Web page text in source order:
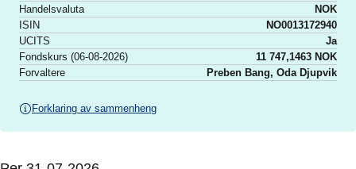
Handelsvaluta
NOK
ISIN
NO0013172940
UCITS
Ja
Fondskurs (06-08-2026)
11 747,1463 NOK
Forvaltere
Preben Bang, Oda Djupvik
Forklaring av sammenheng